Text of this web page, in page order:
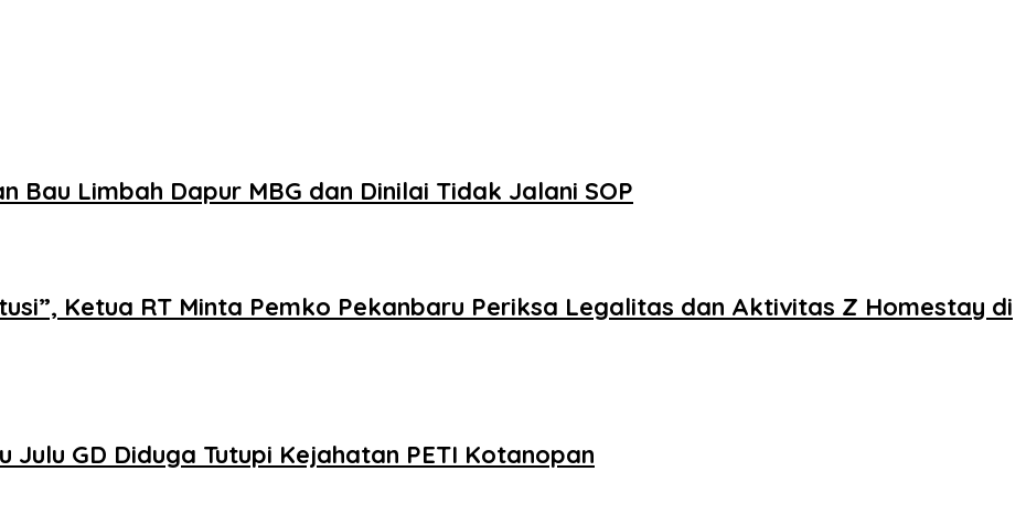
Bau Limbah Dapur MBG dan Dinilai Tidak Jalani SOP
Ketua RT Minta Pemko Pekanbaru Periksa Legalitas dan Aktivitas Z Homestay di
GD Diduga Tutupi Kejahatan PETI Kotanopan